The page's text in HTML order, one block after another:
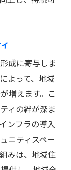
可能性
成に寄与しま
よって、地域
増えます。こ
ィの絆が深ま
ンフラの導入
ニティスペー
みは、地域住